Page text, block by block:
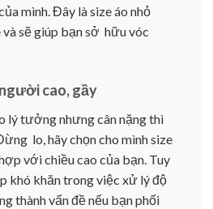
mình. Đây là size áo nhỏ
sẽ giúp bạn sở hữu vóc
cao, gầy
lý tưởng nhưng cân nặng thì
lo, hãy chọn cho mình size
với chiều cao của bạn. Tuy
khó khăn trong việc xử lý độ
thành vấn đề nếu bạn phối